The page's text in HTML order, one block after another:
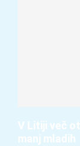
V Litiji več
manj mladih